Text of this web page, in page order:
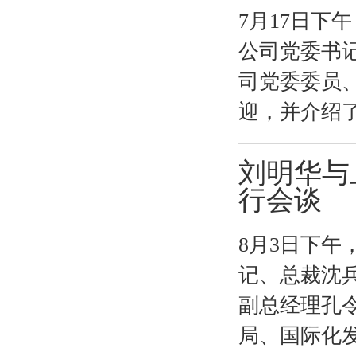
7月17日下
公司党委书
司党委委员
迎，并介绍
刘明华
行会谈
8月3日下午
记、总裁沈
副总经理孔
局、国际化